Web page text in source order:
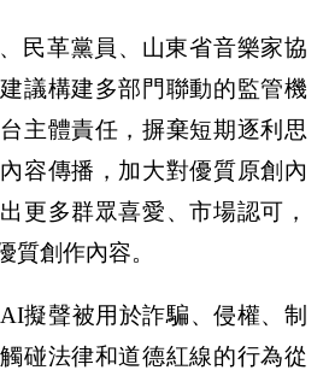
民革黨員、山東省音樂家協
議構建多部門聯動的監管機
主體責任，摒棄短期逐利思
容傳播，加大對優質原創內
更多群眾喜愛、市場認可，
質創作內容。
擬聲被用於詐騙、侵權、制
碰法律和道德紅線的行為從